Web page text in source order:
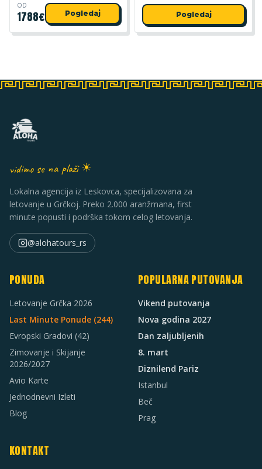
OD
1788€ Pogledaj Pogledaj
vidimo se na plaži ☀
Lokalna agencija iz Leskovca, specijalizovana za
letovanje u Grčkoj. Preko 2.000 aranžmana, first
minute popusti i podrška tokom celog letovanja.
@alohatours_rs
PONUDA
Letovanje Grčka 2026
Last Minute Ponude (244)
Evropski Gradovi (42)
Zimovanje i Skijanje
2026/2027
Avio Karte
Jednodnevni Izleti
Blog
POPULARNA PUTOVANJA
Vikend putovanja
Nova godina 2027
Dan zaljubljenih
8. mart
Diznilend Pariz
Istanbul
Beč
Prag
KONTAKT